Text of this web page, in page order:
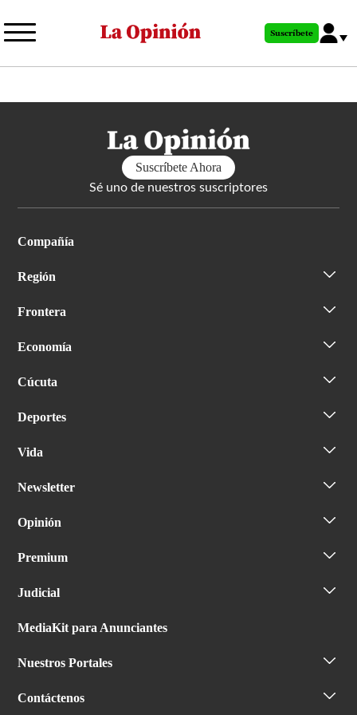
al
principal
Suscríbete
Suscríbete Ahora
Sé uno de nuestros suscriptores
Compañía
Región
Frontera
Economía
Cúcuta
Deportes
Vida
Newsletter
Opinión
Premium
Judicial
MediaKit para Anunciantes
Nuestros Portales
Contáctenos